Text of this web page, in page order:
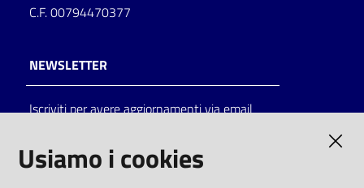
Catalogo
Eventi
C.F. 00794470377
NEWSLETTER
Iscriviti per avere aggiornamenti via email
Usiamo i cookies